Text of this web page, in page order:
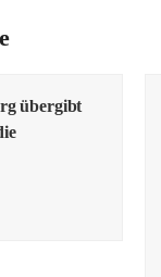
übergibt